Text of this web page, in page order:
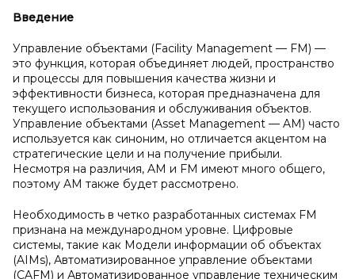
Введение
Управление объектами (Facility Management — FM) —
это функция, которая объединяет людей, пространство
и процессы для повышения качества жизни и
эффективности бизнеса, которая предназначена для
текущего использования и обслуживания объектов.
Управление объектами (Asset Management — AM) часто
используется как синоним, но отличается акцентом на
стратегические цели и на получение прибыли.
Несмотря на различия, AM и FM имеют много общего,
поэтому AM также будет рассмотрено.
Необходимость в четко разработанных системах FM
признана на международном уровне. Цифровые
системы, такие как Модели информации об объектах
(AIMs), Автоматизированное управление объектами
(CAFM) и Автоматизированное управление техническим